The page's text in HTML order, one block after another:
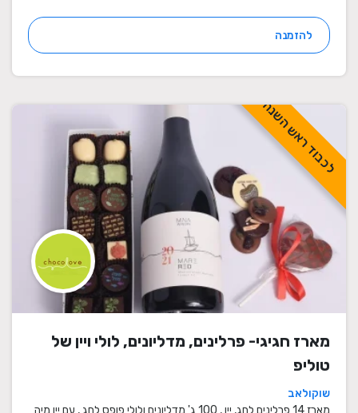
להזמנה
לכבוד ראש השנה
מארז חגיגי- פרלינים, מדליונים, לולי ויין של
טוליפ
שוקולאב
מארז 14 פרלינים לחג, יין , 100 ג' מדליונים ולולי פופס לחג , עם יין מיה